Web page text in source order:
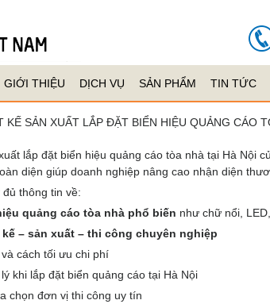
GIỚI THIỆU DỊCH VỤ SẢN PHẨM TIN TỨC
KẾ SẢN XUẤT LẮP ĐẶT BIỂN HIỆU QUẢNG CÁO
lắp đặt biển hiệu quảng cáo tòa nhà tại Hà Nội
diện giúp doanh nghiệp nâng cao nhận diện
thông tin về:
quảng cáo tòa nhà phổ biến như chữ nổi,
– sản xuất – thi công chuyên nghiệp
cách tối ưu chi phí
khi lắp đặt biển quảng cáo tại Hà Nội
chọn đơn vị thi công uy tín